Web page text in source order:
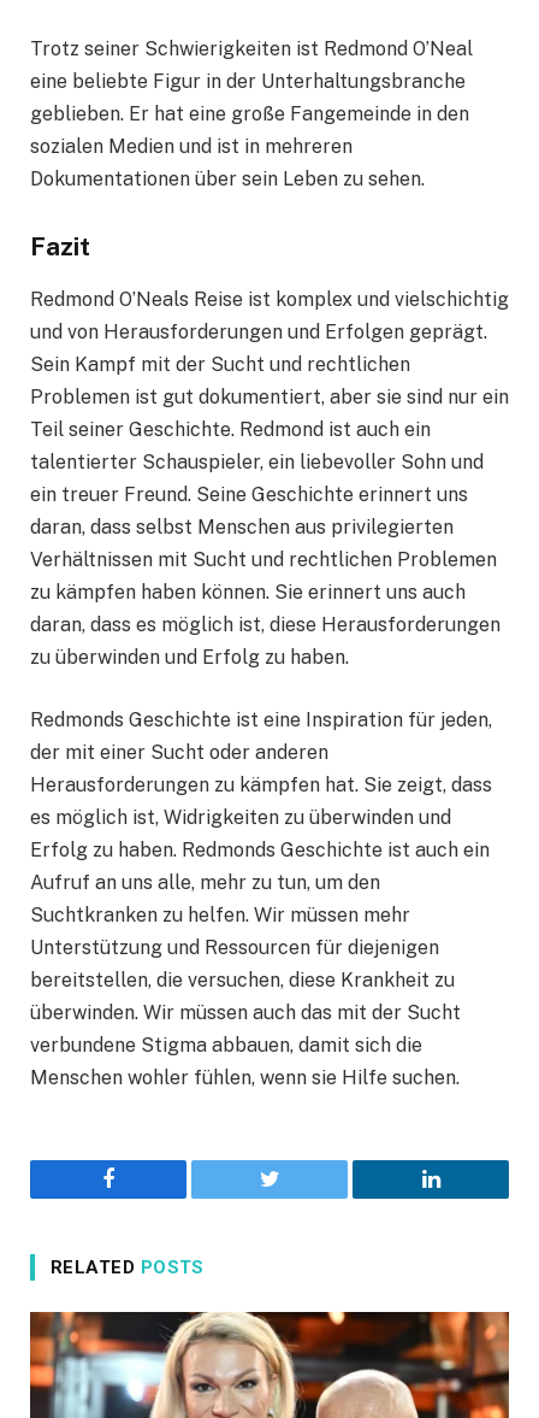
Trotz seiner Schwierigkeiten ist Redmond O’Neal
eine beliebte Figur in der Unterhaltungsbranche
geblieben. Er hat eine große Fangemeinde in den
sozialen Medien und ist in mehreren
Dokumentationen über sein Leben zu sehen.
Fazit
Redmond O’Neals Reise ist komplex und vielschichtig
und von Herausforderungen und Erfolgen geprägt.
Sein Kampf mit der Sucht und rechtlichen
Problemen ist gut dokumentiert, aber sie sind nur ein
Teil seiner Geschichte. Redmond ist auch ein
talentierter Schauspieler, ein liebevoller Sohn und
ein treuer Freund. Seine Geschichte erinnert uns
daran, dass selbst Menschen aus privilegierten
Verhältnissen mit Sucht und rechtlichen Problemen
zu kämpfen haben können. Sie erinnert uns auch
daran, dass es möglich ist, diese Herausforderungen
zu überwinden und Erfolg zu haben.
Redmonds Geschichte ist eine Inspiration für jeden,
der mit einer Sucht oder anderen
Herausforderungen zu kämpfen hat. Sie zeigt, dass
es möglich ist, Widrigkeiten zu überwinden und
Erfolg zu haben. Redmonds Geschichte ist auch ein
Aufruf an uns alle, mehr zu tun, um den
Suchtkranken zu helfen. Wir müssen mehr
Unterstützung und Ressourcen für diejenigen
bereitstellen, die versuchen, diese Krankheit zu
überwinden. Wir müssen auch das mit der Sucht
verbundene Stigma abbauen, damit sich die
Menschen wohler fühlen, wenn sie Hilfe suchen.
Facebook Twitter LinkedIn
RELATED POSTS